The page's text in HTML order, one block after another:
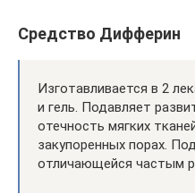
Средство Дифферин
Изготавливается в 2
и гель. Подавляет
отечность мягких
закупоренных порах.
отличающейся частым